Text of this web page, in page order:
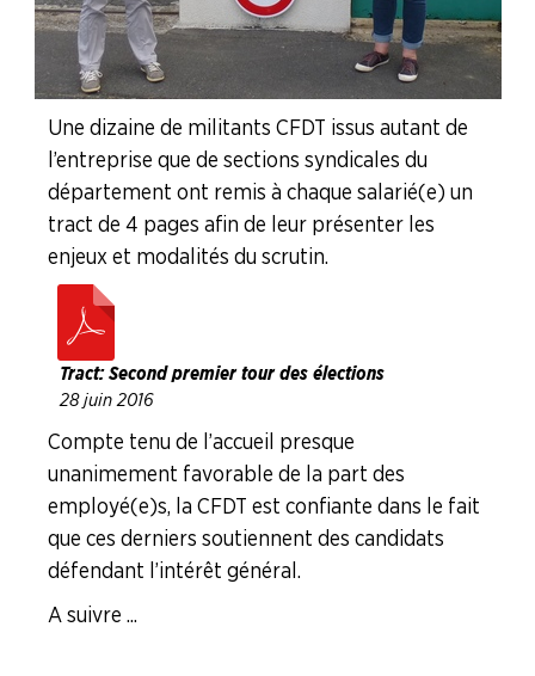
BOITE
OUTILS
AGENDA
Pourquoi
adhérer ?
Une dizaine de militants CFDT issus autant de
l’entreprise que de sections syndicales du
département ont remis à chaque salarié(e) un
tract de 4 pages afin de leur présenter les
enjeux et modalités du scrutin.
Tract : Second premier tour des élections
28 juin 2016
Compte tenu de l’accueil presque
unanimement favorable de la part des
employé(e)s, la CFDT est confiante dans le fait
que ces derniers soutiennent des candidats
défendant l’intérêt général.
A suivre ...